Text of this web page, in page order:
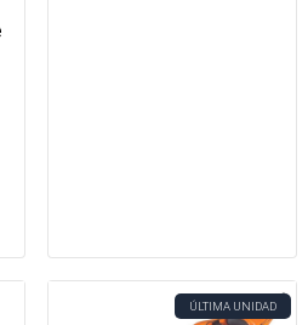
ÚLTIMA UNIDAD